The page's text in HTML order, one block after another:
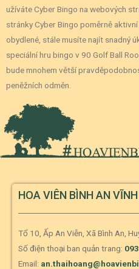
užíváte Cyber ​​Bingo na webových
stránky Cyber ​​Bingo poměrně
obydlené, stále musíte najít snadný
speciální hru bingo v 90 Golf Ball
bude mnohem větší
peněžních odměn.
HOA VIÊN BÌNH AN
Tổ 10, Ấp An Viễn, Xã Bình An,
Số điện thoại ban quản trang:
Email: